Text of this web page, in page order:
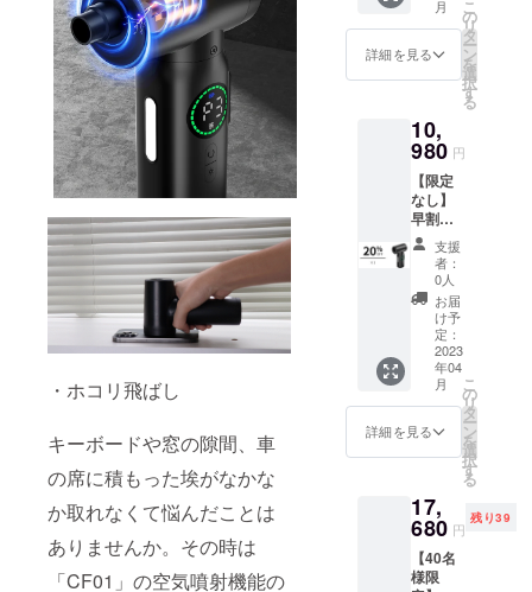
・ホコリ飛ばし
キーボードや窓の隙間、車
の席に積もった埃がなかな
か取れなくて悩んだことは
ありませんか。その時は
「CF01」の空気噴射機能の
地域社会か
ら世界へと
貢献できる
企業を目指
し、貧困地
域での慈善
活動や、貧
困・差別と
いった社会
課題の改善
にも微力な
がら取り組
んでおりま
す。
今後と
も、皆さま
支援を賜り
ますよう、
心よりお願
×1 ク
リー
ナーノ
ル×1 ゴ
ムノズ
ル×1 収
納巾着
×1 日本
語取扱
説明書
料（日
本国内
限定）
内容
物：
」本体
×1
USB-A
to Type-
Cケーブ
ル×1 長
口ノズ
ル×1 細
口ノズ
ル×1
ビッグ
ノズル
×1 太口
ノズル
×1 ク
リー
ナーノ
ル×1 ゴ
ムノズ
ル×1 収
納巾着
×1 日本
月
詳細を見る
こ
の
リ
タ
ー
ン
を
選
択
す
る
10,
980 円
【限定
なし】
早割
20％OF
F！ミニ
クリー
ナー
「CF01
」×1 ※
送料無
料（日
本国内
限定）
内容
物：
「CF01
×1
USB-A
to Type-
Cケーブ
ル×1 長
支援
者：
0人
お届
け予
定：
2023
年04
月
詳細を見る
こ
の
リ
タ
ー
ン
を
選
択
す
る
17,
680 円
残り39
【40名
様限